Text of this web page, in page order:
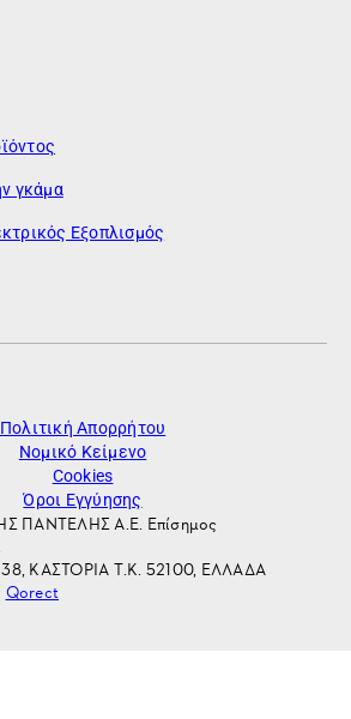
γκάμα
Εξοπλισμός
Πολιτική Απορρήτου
Νομικό Κείμενο
Cookies
Όροι Εγγύησης
ΠΑΝΤΕΛΗΣ Α.Ε. Επίσημος
ΚΑΣΤΟΡΙΑ Τ.Κ. 52100, ΕΛΛΑΔΑ
Qorect